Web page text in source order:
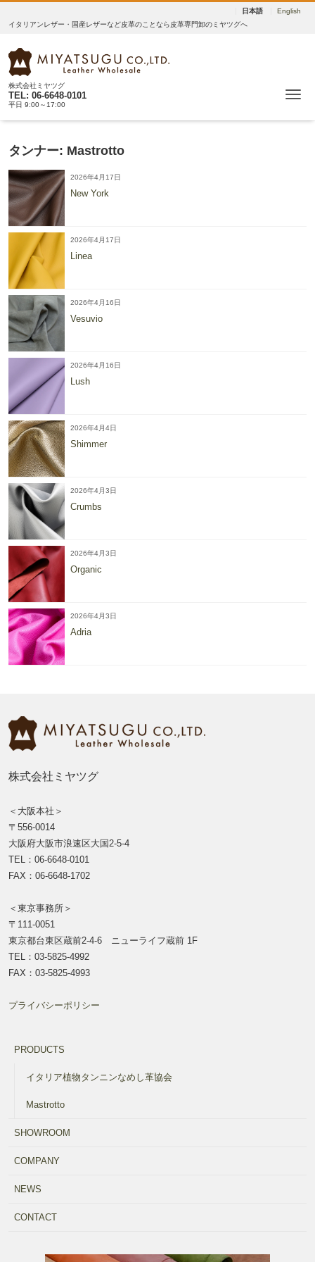
日本語
English
イタリアンレザー・国産レザーなど皮革のことなら皮革専門卸のミヤツグへ
株式会社ミヤツグ
TEL: 06-6648-0101
平日 9:00～17:00
タンナー: Mastrotto
2026年4月17日
New York
2026年4月17日
Linea
2026年4月16日
Vesuvio
2026年4月16日
Lush
2026年4月4日
Shimmer
2026年4月3日
Crumbs
2026年4月3日
Organic
2026年4月3日
Adria
株式会社ミヤツグ
＜大阪本社＞
〒556-0014
大阪府大阪市浪速区大国2-5-4
TEL：06-6648-0101
FAX：06-6648-1702
＜東京事務所＞
〒111-0051
東京都台東区蔵前2-4-6 ニューライフ蔵前 1F
TEL：03-5825-4992
FAX：03-5825-4993
プライバシーポリシー
PRODUCTS
イタリア植物タンニンなめし革協会
Mastrotto
SHOWROOM
COMPANY
NEWS
CONTACT